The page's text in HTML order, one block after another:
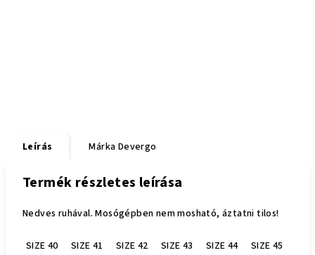
Leírás Márka Devergo
Termék részletes leírása
Nedves ruhával. Mosógépben nem mosható, áztatni tilos!
SIZE 40 SIZE 41 SIZE 42 SIZE 43 SIZE 44
SIZE 45